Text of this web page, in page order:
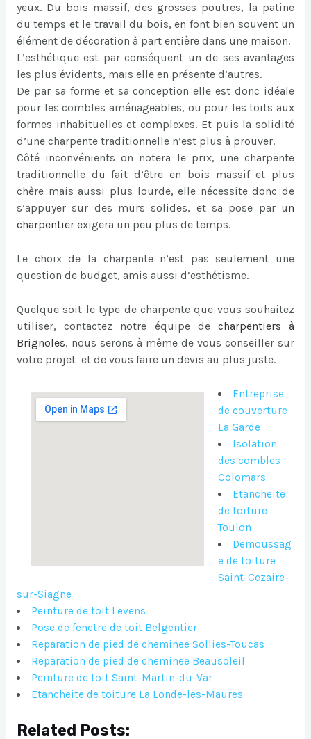
yeux. Du bois massif, des grosses poutres, la patine
du temps et le travail du bois, en font bien souvent un
élément de décoration à part entière dans une maison.
L’esthétique est par conséquent un de ses avantages
les plus évidents, mais elle en présente d’autres.
De par sa forme et sa conception elle est donc idéale
pour les combles aménageables, ou pour les toits aux
formes inhabituelles et complexes. Et puis la solidité
d’une charpente traditionnelle n’est plus à prouver.
Côté inconvénients on notera le prix, une charpente
traditionnelle du fait d’être en bois massif et plus
chère mais aussi plus lourde, elle nécessite donc de
s’appuyer sur des murs solides, et sa pose par un
charpentier exigera un peu plus de temps.
Le choix de la charpente n’est pas seulement une
question de budget, amis aussi d’esthétisme.
Quelque soit le type de charpente que vous souhaitez
utiliser, contactez notre équipe de charpentiers à
Brignoles, nous serons à même de vous conseiller sur
votre projet et de vous faire un devis au plus juste.
Entreprise
de couverture
La Garde
Isolation
des combles
Colomars
Etancheite
de toiture
Toulon
Demoussag
e de toiture
Saint-Cezaire-
sur-Siagne
Peinture de toit Levens
Pose de fenetre de toit Belgentier
Reparation de pied de cheminee Sollies-Toucas
Reparation de pied de cheminee Beausoleil
Peinture de toit Saint-Martin-du-Var
Etancheite de toiture La Londe-les-Maures
Related Posts: